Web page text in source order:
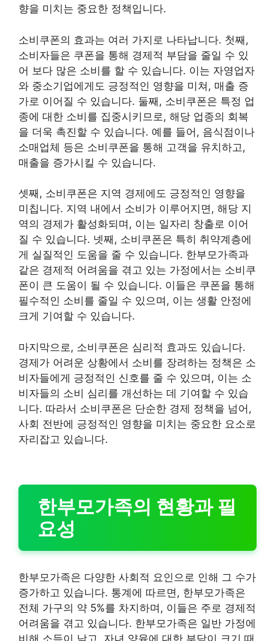
향을 미치는 중요한 정책입니다.
소비쿠폰의 효과는 여러 가지로 나타납니다. 첫째,
소비자들은 쿠폰을 통해 경제적 부담을 줄일 수 있
어 보다 많은 소비를 할 수 있습니다. 이는 자영업자
와 중소기업에게도 긍정적인 영향을 미쳐, 매출 증
가로 이어질 수 있습니다. 둘째, 소비쿠폰은 특정 업
종에 대한 소비를 집중시키므로, 해당 업종의 회복
을 더욱 촉진할 수 있습니다. 예를 들어, 음식점이나
소매업체 등은 소비쿠폰을 통해 고객을 유치하고,
매출을 증가시킬 수 있습니다.
셋째, 소비쿠폰은 지역 경제에도 긍정적인 영향을
미칩니다. 지역 내에서 소비가 이루어지면, 해당 지
역의 경제가 활성화되며, 이는 일자리 창출로 이어
질 수 있습니다. 넷째, 소비쿠폰은 특히 취약계층에
게 실질적인 도움을 줄 수 있습니다. 한부모가족과
같은 경제적 어려움을 겪고 있는 가정에서는 소비쿠
폰이 큰 도움이 될 수 있습니다. 이들은 쿠폰을 통해
필수적인 소비를 줄일 수 있으며, 이는 생활 안정에
크게 기여할 수 있습니다.
마지막으로, 소비쿠폰은 심리적 효과도 있습니다.
경제가 어려운 상황에서 소비를 장려하는 정책은 소
비자들에게 긍정적인 신호를 줄 수 있으며, 이는 소
비자들의 소비 심리를 개선하는 데 기여할 수 있습
니다. 따라서 소비쿠폰은 단순한 경제 정책을 넘어,
사회 전반에 긍정적인 영향을 미치는 중요한 요소로
자리잡고 있습니다.
한부모가족의 현황과 필
요성
한부모가족은 다양한 사회적 요인으로 인해 그 수가
증가하고 있습니다. 통계에 따르면, 한부모가족은
전체 가구의 약 5%를 차지하며, 이들은 주로 경제적
어려움을 겪고 있습니다. 한부모가족은 일반 가정에
비해 소득이 낮고, 자녀 양육에 대한 부담이 크기 때